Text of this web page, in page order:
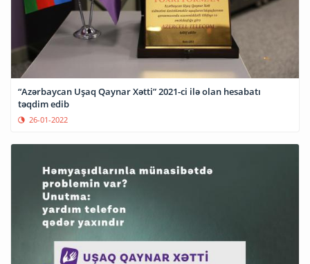
“Azərbaycan Uşaq Qaynar Xətti” 2021-ci ilə olan hesabatı
təqdim edib
26-01-2022